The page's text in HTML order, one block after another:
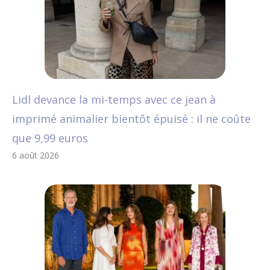
Lidl devance la mi-temps avec ce jean à
imprimé animalier bientôt épuisé : il ne coûte
que 9,99 euros
6 août 2026